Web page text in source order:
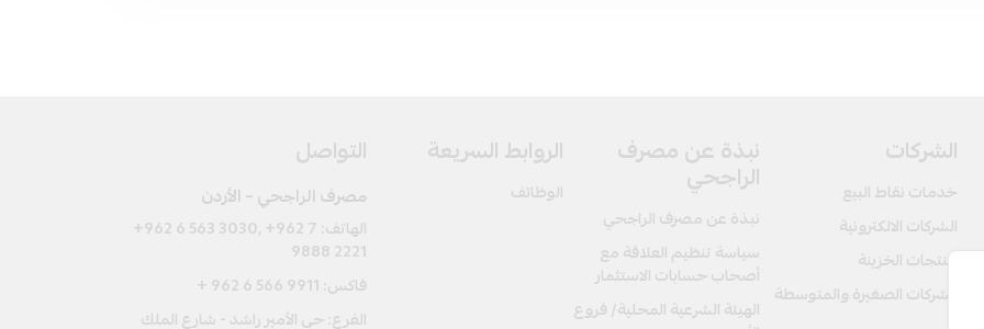
الشركات
خدمات نقاط البيع
الشركات الالكترونية
منتجات الخزينة
الشركات الصغيرة والمتوسطة
نبذة عن مصرف
الراجحي
نبذة عن مصرف الراجحي
سياسة تنظيم العلاقة مع
أصحاب حسابات الاستثمار
الهيئة الشرعية المحلية/ فروع
الروابط السريعة
الوظائف
التواصل
مصرف الراجحي – الأردن
الهاتف: +962 6 563 3030, +962 7
9888 2221
فاكس: + 962 6 566 9911
الفرع: حي الأمير راشد - شارع الملك